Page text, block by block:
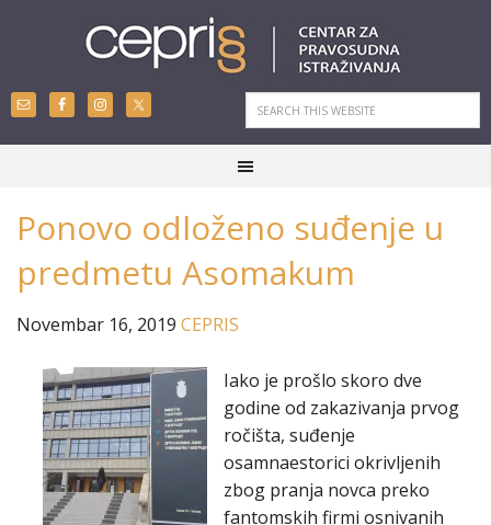
Ponovo odloženo suđenje u
predmetu Asomakum
Novembar 16, 2019 CEPRIS
Iako je prošlo skoro dve
godine od zakazivanja prvog
ročišta, suđenje
osamnaestorici okrivljenih
zbog pranja novca preko
fantomskih firmi osnivanih